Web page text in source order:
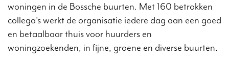
woningen in de Bossche buurten. Met 160 betrokken
collega's werkt de organisatie iedere dag aan een goed
en betaalbaar thuis voor huurders en
woningzoekenden, in fijne, groene en diverse buurten.